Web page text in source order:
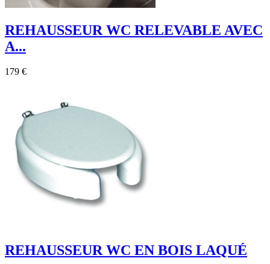
REHAUSSEUR WC RELEVABLE AVEC
A...
179 €
REHAUSSEUR WC EN BOIS LAQUÉ